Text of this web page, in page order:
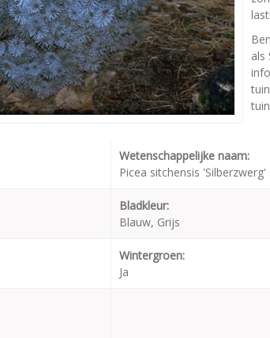
als
Wetenschappelijke naam:
Picea sitchensis 'Silberzwerg'
Bladkleur:
Blauw, Grijs
Wintergroen:
Ja